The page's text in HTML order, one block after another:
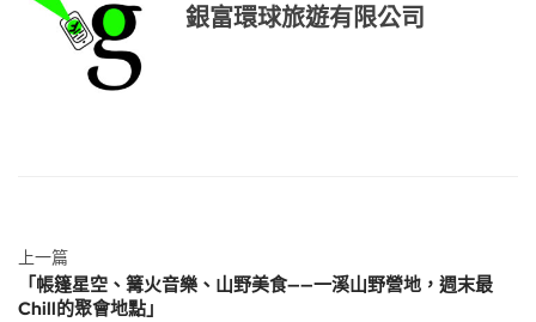
銀富環球旅遊有限公司
上一篇
「帳篷星空、篝火音樂、山野美食——一溪山野營地，週末最
Chill的聚會地點」